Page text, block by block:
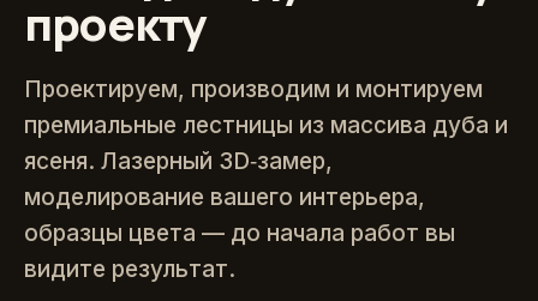
проекту
Проектируем, производим и монтируем
премиальные лестницы из массива дуба и
ясеня. Лазерный 3D‑замер,
моделирование вашего интерьера,
образцы цвета — до начала работ вы
видите результат.